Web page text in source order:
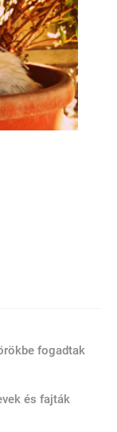
fogadtak
és fajták